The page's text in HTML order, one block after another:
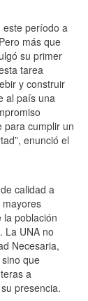
período a
más que
su primer
tarea
y construir
al país una
para cumplir un
enunció el
calidad a
población
La UNA no
Necesaria,
que
a
presencia.